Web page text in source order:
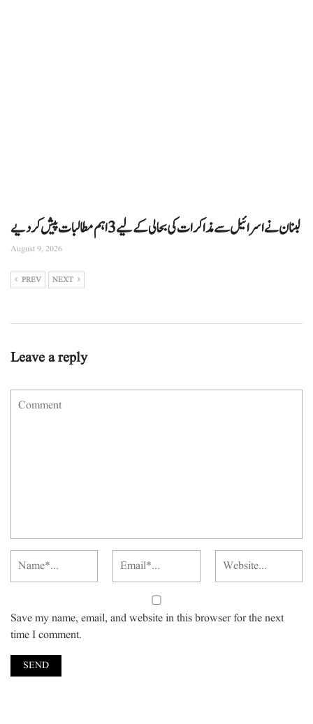
لبنان نے اسرائیل سے مذاکرات کی بحالی کے لیے 3 اہم مطالبات پیش کر دیے
August 9, 2026
PREV NEXT
Leave a reply
Save my name, email, and website in this browser for the next
time I comment.